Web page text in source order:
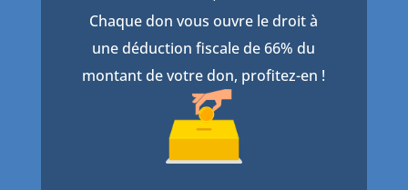
Chaque don vous ouvre le droit à
une déduction fiscale de 66% du
montant de votre don, profitez-en !